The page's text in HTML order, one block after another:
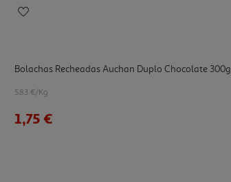
Bolachas Recheadas Auchan Duplo Chocolate 300g
5.83 €/Kg
1,75 €